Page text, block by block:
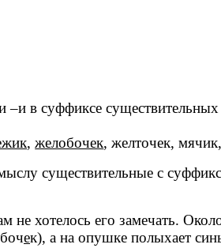
–и в суффиксе
,желобочек, желточек,
существительные с
не хотелось его замечать.
ек), а на опушке полыхает